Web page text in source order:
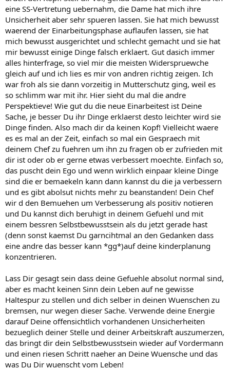
eine SS-Vertretung uebernahm, die Dame hat mich ihre
Unsicherheit aber sehr spueren lassen. Sie hat mich bewusst
waerend der Einarbeitungsphase auflaufen lassen, sie hat
mich bewusst ausgerichtet und schlecht gemacht und sie hat
mir bewusst einige Dinge falsch erklaert. Gut dasich immer
alles hinterfrage, so viel mir die meisten Widerspruewche
gleich auf und ich lies es mir von andren richtig zeigen. Ich
war froh als sie dann vorzeitig in Mutterschutz ging, weil es
so schlimm war mit ihr. Hier sieht du mal die andre
Perspektieve! Wie gut du die neue Einarbeitest ist Deine
Sache, je besser Du ihr Dinge erklaerst desto leichter wird sie
Dinge finden. Also mach dir da keinen Kopf! Vielleicht waere
es es mal an der Zeit, einfach so mal ein Gespraech mit
deinem Chef zu fuehren um ihn zu fragen ob er zufrieden mit
dir ist oder ob er gerne etwas verbessert moechte. Einfach so,
das puscht dein Ego und wenn wirklich einpaar kleine Dinge
sind die er bemaekeln kann dann kannst du die ja verbessern
und es gibt abolsut nichts mehr zu beanstanden! Dein Chef
wir d den Bemuehen um Verbesserung als positiv notieren
und Du kannst dich beruhigt in deinem Gefuehl und mit
einem bessren Selbstbewusstsein als du jetzt gerade hast
(denn sonst kaemst Du garncihtmal an den Gedanken dass
eine andre das besser kann *gg*)auf deine kinderplanung
konzentrieren.
Lass Dir gesagt sein dass deine Gefuehle absolut normal sind,
aber es macht keinen Sinn dein Leben auf ne gewisse
Haltespur zu stellen und dich selber in deinen Wuenschen zu
bremsen, nur wegen dieser Sache. Verwende deine Energie
darauf Deine offensichtlich vorhandenen Unsicherheiten
bezueglich deiner Stelle und deiner Arbeitskraft auszumerzen,
das bringt dir dein Selbstbewusstsein wieder auf Vordermann
und einen riesen Schritt naeher an Deine Wuensche und das
was Du Dir wuenscht vom Leben!